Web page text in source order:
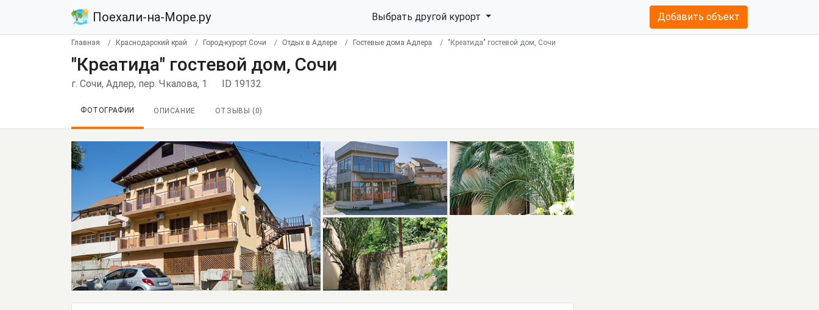
Поехали-на-Море.ру Выбрать другой курорт Добавить объект
Главная Краснодарский край Город-курорт Сочи Отдых в Адлере Гостевые дома Адлера "Креатида" гостевой дом, Сочи
"Креатида" гостевой дом, Сочи
г. Сочи, Адлер, пер. Чкалова, 1 ID 19132
ФОТОГРАФИИ ОПИСАНИЕ ОТЗЫВЫ ( 0)